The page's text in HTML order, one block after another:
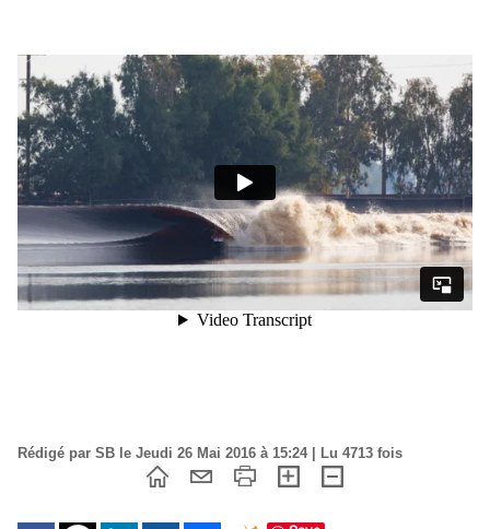
Rédigé par SB le Jeudi 26 Mai 2016 à 15:24 | Lu 4713 fois